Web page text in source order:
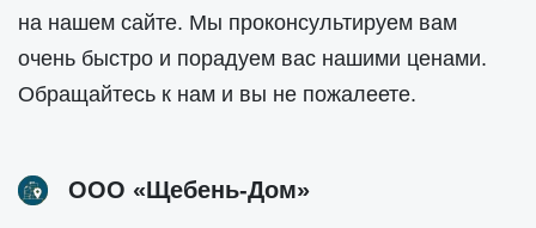
на нашем сайте. Мы проконсультируем вам
очень быстро и порадуем вас нашими ценами.
Обращайтесь к нам и вы не пожалеете.
ООО «Щебень-Дом»